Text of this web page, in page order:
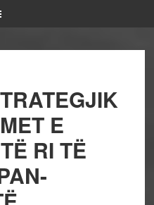
E
RI TË